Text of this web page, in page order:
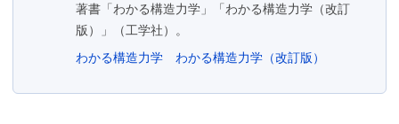
著書「わかる構造力学」「わかる構造力学（改訂
版）」（工学社）。
わかる構造力学
わかる構造力学（改訂版）